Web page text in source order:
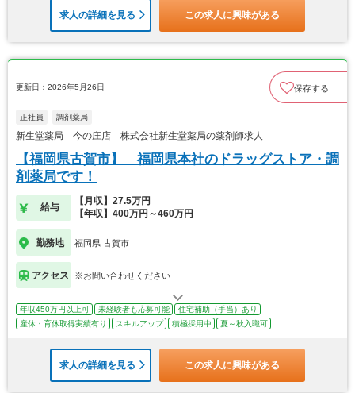
求人の詳細を見る この求人に興味がある
更新日：2026年5月26日 保存する
正社員 調剤薬局
新生堂薬局 今の庄店 株式会社新生堂薬局の薬剤師求人
【福岡県古賀市】 福岡県本社のドラッグストア・調
剤薬局です！
給与
【月収】27.5万円
【年収】400万円～460万円
勤務地 福岡県 古賀市
アクセス ※お問い合わせください
年収450万円以上可 未経験者も応募可能
住宅補助（手当）あり
産休・育休取得実績有り
スキルアップ 積極採用中 夏～秋入職可
求人の詳細を見る この求人に興味がある